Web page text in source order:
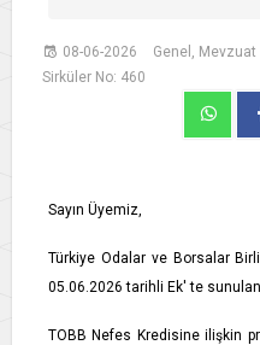
08-06-2026 Genel, Mevzuat
Sirküler No: 460
Sayın Üyemiz,
Türkiye Odalar ve Borsalar
05.06.2026 tarihli Ek' te sunulan
TOBB Nefes Kredisine ilişkin